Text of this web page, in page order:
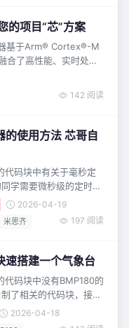
的项目“芯”方案
基于Arm® Cortex®-M
了高性能、实时处理
压运行特性。其可扩
、计算性能、安全性
方案。该系列产品涵盖
142 阅读
使用方法 芯哥自
码块中有关于毫秒定
学需要微秒级的定时
码块。我为大家自制了
，接下来看下它的使用方
握如何添加本地库的方
STM32库中的定时器
块是实现微秒定时的功
号，设置定时时间，数
2026-04-19
米思齐 197 阅读
搭建一个气象台
码块中没有BMP180的
了相关的代码块，接下
此之前你需要先掌握如
这个可以看我的视频课程
2026-04-18